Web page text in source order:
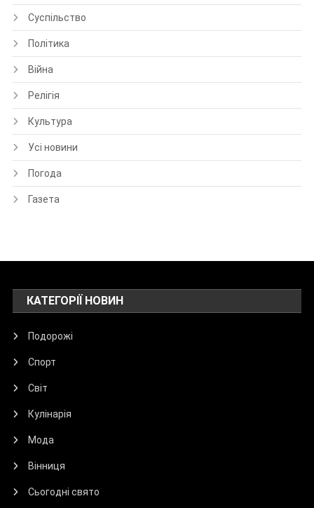
Суспільство
Політика
Війна
Релігія
Культура
Усі новини
Погода
Газета
КАТЕГОРІЇ НОВИН
Подорожі
Спорт
Світ
Кулінарія
Мода
Вінниця
Сьогодні свято